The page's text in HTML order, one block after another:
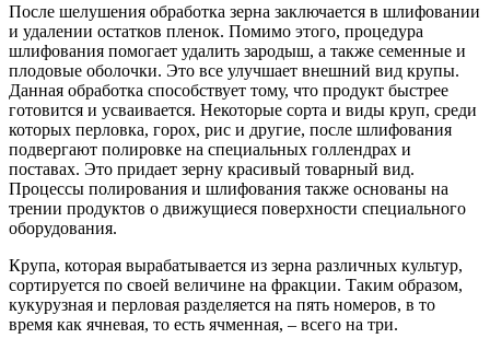
После шелушения обработка зерна заключается в шлифовании
и удалении остатков пленок. Помимо этого, процедура
шлифования помогает удалить зародыш, а также семенные и
плодовые оболочки. Это все улучшает внешний вид крупы.
Данная обработка способствует тому, что продукт быстрее
готовится и усваивается. Некоторые сорта и виды круп, среди
которых перловка, горох, рис и другие, после шлифования
подвергают полировке на специальных голлендрах и
поставах. Это придает зерну красивый товарный вид.
Процессы полирования и шлифования также основаны на
трении продуктов о движущиеся поверхности специального
оборудования.
Крупа, которая вырабатывается из зерна различных культур,
сортируется по своей величине на фракции. Таким образом,
кукурузная и перловая разделяется на пять номеров, в то
время как ячневая, то есть ячменная, – всего на три.